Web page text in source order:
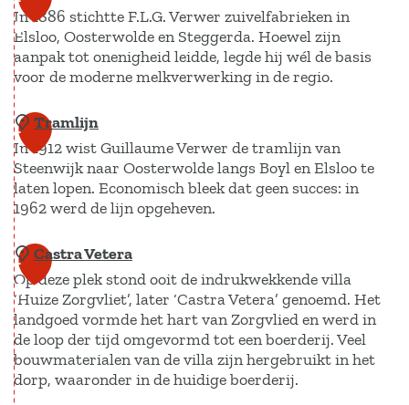
e
v
e
n
c
k
e
r
m
a
n
n
Z
o
r
g
v
l
i
e
d
i
g
a
r
e
n
f
a
b
r
i
e
k
3
In 1886 stichtte F.L.G. Verwer zuivelfabrieken in
Elsloo, Oosterwolde en Steggerda. Hoewel zijn
aanpak tot onenigheid leidde, legde hij wél de basis
voor de moderne melkverwerking in de regio.
Z
u
i
v
e
l
f
a
b
r
i
1
4
Tramlijn
In 1912 wist Guillaume Verwer de tramlijn van
Steenwijk naar Oosterwolde langs Boyl en Elsloo te
laten lopen. Economisch bleek dat geen succes: in
1962 werd de lijn opgeheven.
T
r
a
m
l
i
1
5
Castra Vetera
Op deze plek stond ooit de indrukwekkende villa
‘Huize Zorgvliet’, later ‘Castra Vetera’ genoemd. Het
landgoed vormde het hart van Zorgvlied en werd in
de loop der tijd omgevormd tot een boerderij. Veel
bouwmaterialen van de villa zijn hergebruikt in het
dorp, waaronder in de huidige boerderij.